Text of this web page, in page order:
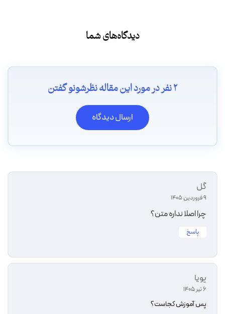
دیدگاه‌های شما
2 نفر در مورد این مقاله نظرشونو گفتن
ارسال دیدگاه
گل
9 فروردین 1405
چرا اصلا نداره متن؟
پاسخ
پویا
6 تیر 1405
پس آموزش کجاست؟